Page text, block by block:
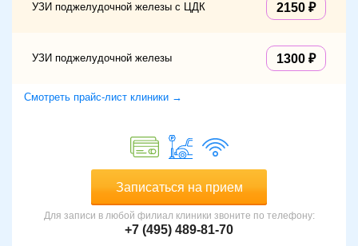
УЗИ поджелудочной железы c ЦДК 2150
УЗИ поджелудочной железы 1300
Смотреть прайс-лист клиники →
Записаться на прием
Для записи в любой филиал клиники звоните по телефону:
+7 (495) 489-81-70